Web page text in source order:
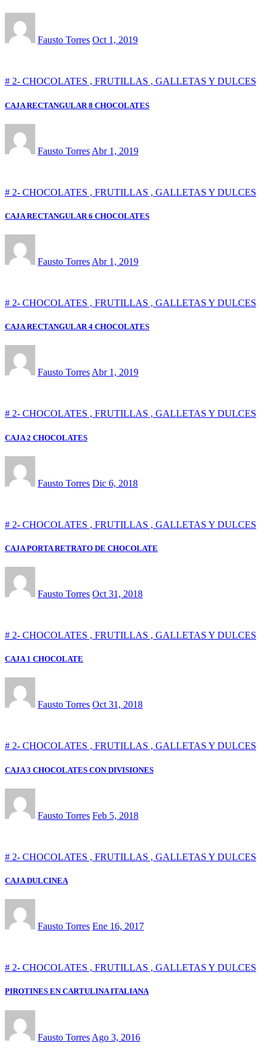
Fausto Torres Oct 1, 2019
# 2- CHOCOLATES , FRUTILLAS , GALLETAS Y DULCES
CAJA RECTANGULAR 8 CHOCOLATES
Fausto Torres Abr 1, 2019
# 2- CHOCOLATES , FRUTILLAS , GALLETAS Y DULCES
CAJA RECTANGULAR 6 CHOCOLATES
Fausto Torres Abr 1, 2019
# 2- CHOCOLATES , FRUTILLAS , GALLETAS Y DULCES
CAJA RECTANGULAR 4 CHOCOLATES
Fausto TorresAbr 1, 2019
# 2- CHOCOLATES , FRUTILLAS , GALLETAS Y DULCES
CAJA 2 CHOCOLATES
Fausto Torres Dic 6, 2018
# 2- CHOCOLATES , FRUTILLAS , GALLETAS Y DULCES
CAJA PORTA RETRATO DE CHOCOLATE
Fausto Torres Oct 31, 2018
# 2- CHOCOLATES , FRUTILLAS , GALLETAS Y DULCES
CAJA 1 CHOCOLATE
Fausto Torres Oct 31, 2018
# 2- CHOCOLATES , FRUTILLAS , GALLETAS Y DULCES
CAJA 3 CHOCOLATES CON DIVISIONES
Fausto Torres Feb 5, 2018
# 2- CHOCOLATES , FRUTILLAS , GALLETAS Y DULCES
CAJA DULCINEA
Fausto Torres Ene 16, 2017
# 2- CHOCOLATES , FRUTILLAS , GALLETAS Y DULCES
PIROTINES EN CARTULINA ITALIANA
Fausto Torres Ago 3, 2016